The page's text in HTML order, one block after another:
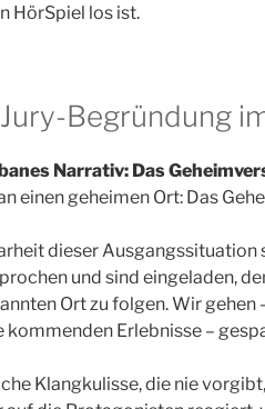
HörSpiel los ist.
Begründung
Narrativ: Das
einen geheimen Ort: Das
dieser
und sind eingeladen,
Ort zu folgen. Wir
kommenden Erlebnisse –
Klangkulisse, die nie